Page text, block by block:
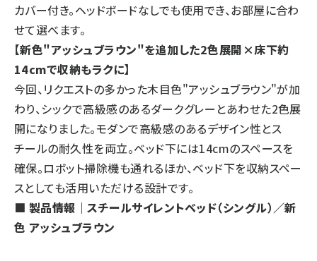
カバー付き。ヘッドボードなしでも使用でき、お部屋に合わ
せて選べます。
【新色"アッシュブラウン"を追加した2色展開×床下約
14cmで収納もラクに】
今回、リクエストの多かった木目色"アッシュブラウン"が加
わり、シックで高級感のあるダークグレーとあわせた2色展
開になりました。モダンで高級感のあるデザイン性とス
チールの耐久性を両立。ベッド下には14cmのスペースを
確保。ロボット掃除機も通れるほか、ベッド下を収納スペー
スとしても活用いただける設計です。
■ 製品情報｜スチールサイレントベッド（シングル）／新
色 アッシュブラウン